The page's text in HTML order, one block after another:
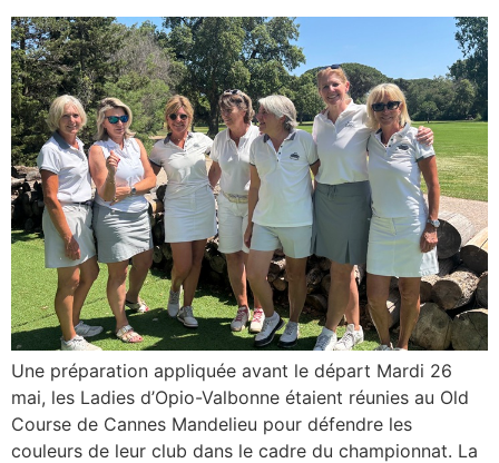
Une préparation appliquée avant le départ Mardi 26
mai, les Ladies d’Opio-Valbonne étaient réunies au Old
Course de Cannes Mandelieu pour défendre les
couleurs de leur club dans le cadre du championnat. La